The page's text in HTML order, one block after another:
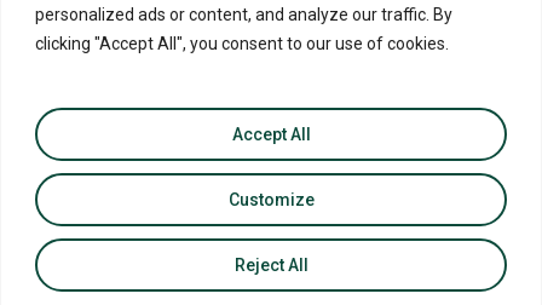
personalized ads or content, and analyze our traffic. By
clicking "Accept All", you consent to our use of cookies.
Customize
Reject All
Accept All
© 2026 PDO Slopes of Meliton - PGI Sithonia.